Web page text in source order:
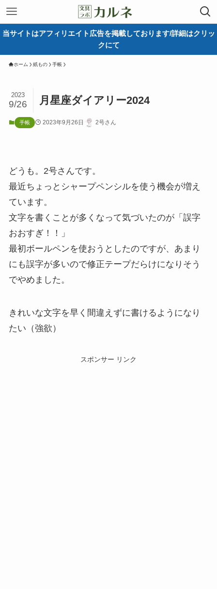
当サイトはアフィリエイト広告を掲載しております/詳細はクリッ
クにて
ホーム 紙もの 手帳
月星座ダイアリー2024
2023
9/26
手帳 2023年9月26日 2号さん
どうも。2号さんです。
最近ちょっとシャープペンシルを使う機会が増え
ています。
文字を書くことが多くなって気づいたのが「誤字
おおすぎ！！」
最初ボールペンを使おうとしたのですが、あまり
にも誤字が多いので修正テープだらけになりそう
でやめました。
きれいな文字を早く間違えずに書けるようになり
たい（強欲）
スポンサー リンク